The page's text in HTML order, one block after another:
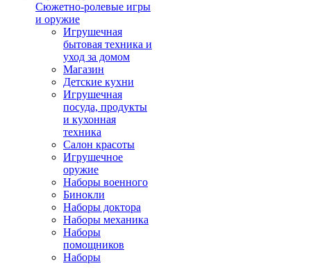
Сюжетно-ролевые игры
и оружие
Игрушечная
бытовая техника и
уход за домом
Магазин
Детские кухни
Игрушечная
посуда, продукты
и кухонная
техника
Салон красоты
Игрушечное
оружие
Наборы военного
Бинокли
Наборы доктора
Наборы механика
Наборы
помощников
Наборы